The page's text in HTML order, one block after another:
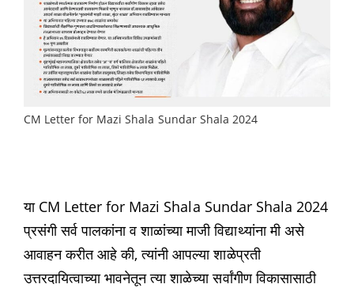
CM Letter for Mazi Shala Sundar Shala 2024
या CM Letter for Mazi Shala Sundar Shala 2024
प्रसंगी सर्व पालकांना व शाळांच्या माजी विद्याथ्यांना मी असे
आवाहन करीत आहे की, त्यांनी आपल्या शाळेप्रती
उत्तरदायित्वाच्या भावनेतून त्या शाळेच्या सर्वांगीण विकासासाठी